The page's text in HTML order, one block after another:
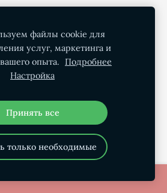
Файлы cookie
файлы cookie для
услуг, маркетинга и
опыта.
Подробнее
Настройка
Принять все
только необходимые